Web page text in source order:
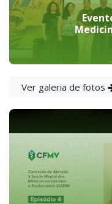
Ver galeria de fotos